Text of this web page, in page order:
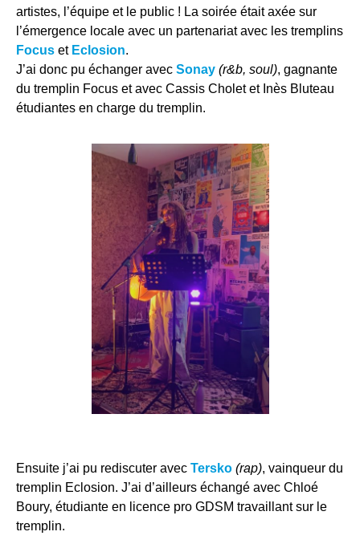
artistes, l’équipe et le public ! La soirée était axée sur
l’émergence locale avec un partenariat avec les tremplins
Focus et Eclosion.
J’ai donc pu échanger avec Sonay (r&b, soul), gagnante
du tremplin Focus et avec Cassis Cholet et Inès Bluteau
étudiantes en charge du tremplin.
Ensuite j’ai pu rediscuter avec Tersko (rap), vainqueur du
tremplin Eclosion. J’ai d’ailleurs échangé avec Chloé
Boury, étudiante en licence pro GDSM travaillant sur le
tremplin.